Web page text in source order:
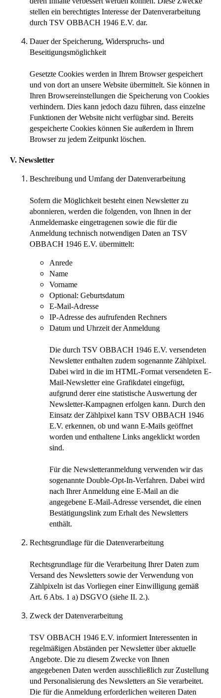
stellen ein berechtigtes Interesse der Datenverarbeitung
durch TSV OBBACH 1946 E.V. dar.
Dauer der Speicherung, Widerspruchs- und
Beseitigungsmöglichkeit
Gesetzte Cookies werden in Ihrem Browser gespeichert
und von dort an unsere Website übermittelt. Sie können in
Ihren Browsereinstellungen die Speicherung von Cookies
verhindern. Dies kann jedoch dazu führen, dass einzelne
Funktionen der Website nicht verfügbar sind. Bereits
gespeicherte Cookies können Sie außerdem in Ihrem
Browser zu jedem Zeitpunkt löschen.
V. Newsletter
Beschreibung und Umfang der Datenverarbeitung
Sofern die Möglichkeit besteht einen Newsletter zu
abonnieren, werden die folgenden, von Ihnen in der
Anmeldemaske eingetragenen sowie die für die
Anmeldung technisch notwendigen Daten an TSV
OBBACH 1946 E.V. übermittelt:
Anrede
Name
Vorname
Optional: Geburtsdatum
E-Mail-Adresse
IP-Adresse des aufrufenden Rechners
Datum und Uhrzeit der Anmeldung
Die durch TSV OBBACH 1946 E.V. versendeten
Newsletter enthalten zudem sogenannte Zählpixel.
Dabei wird in die im HTML-Format versendeten E-
Mail-Newsletter eine Grafikdatei eingefügt,
aufgrund derer eine statistische Auswertung der
Newsletter-Kampagnen erfolgen kann. Durch den
Einsatz der Zählpixel kann TSV OBBACH 1946
E.V. erkennen, ob und wann E-Mails geöffnet
worden und enthaltene Links angeklickt worden
sind.
Für die Newsletteranmeldung verwenden wir das
sogenannte Double-Opt-In-Verfahren. Dabei wird
nach Ihrer Anmeldung eine E-Mail an die
angegebene E-Mail-Adresse versendet, die einen
Bestätigungslink zum Erhalt des Newsletters
enthält.
Rechtsgrundlage für die Datenverarbeitung
Rechtsgrundlage für die Verarbeitung Ihrer Daten zum
Versand des Newsletters sowie der Verwendung von
Zählpixeln ist das Vorliegen einer Einwilligung gemäß
Art. 6 Abs. 1 a) DSGVO (siehe II. 2.).
Zweck der Datenverarbeitung
TSV OBBACH 1946 E.V. informiert Interessenten in
regelmäßigen Abständen per Newsletter über aktuelle
Angebote. Die zu diesem Zwecke von Ihnen
angegebenen Daten werden ausschließlich zur Zustellung
und Personalisierung des Newsletters an Sie verarbeitet.
Die für die Anmeldung erforderlichen weiteren Daten